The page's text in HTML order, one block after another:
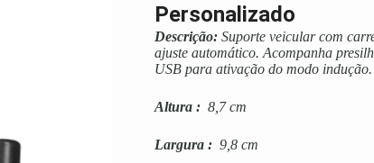
Personalizado
Descrição: Suporte veicular com
ajuste automático. Acompanha
USB para ativação do modo indução.
Altura : 8,7 cm
Largura : 9,8 cm